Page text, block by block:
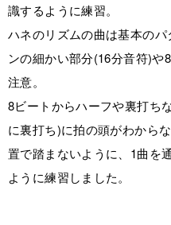
識するように練習。
ハネのリズムの曲は基本の
ンの細かい部分(16分音符)や
注意。
8ビートからハーフや裏打ち
に裏打ち)に拍の頭がわから
置で踏まないように、1曲を
ように練習しました。